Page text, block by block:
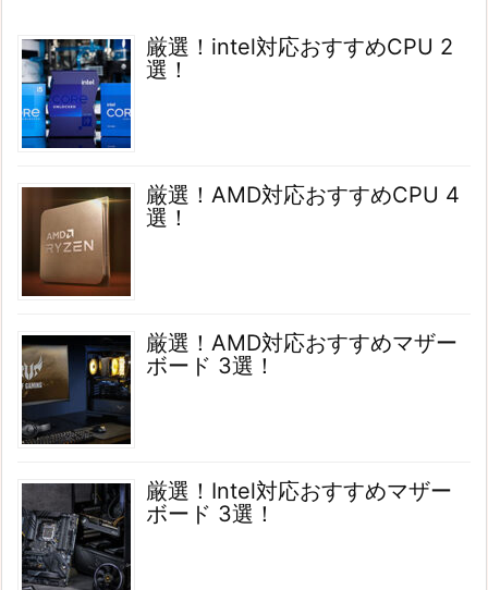
厳選！intel対応おすすめCPU 2
選！
厳選！AMD対応おすすめCPU 4
選！
厳選！AMD対応おすすめマザー
ボード 3選！
厳選！Intel対応おすすめマザー
ボード 3選！